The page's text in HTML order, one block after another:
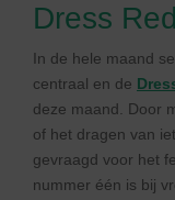
Dress
In de hele maand
centraal en de
deze maand. Door
of het dragen van
gevraagd voor het
nummer één is bij